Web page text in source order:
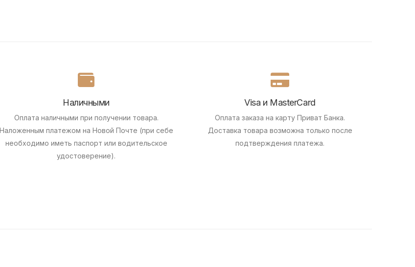
Наличными
Оплата наличными при получении товара.
Наложенным платежом на Новой Почте (при себе
необходимо иметь паспорт или водительское
удостоверение).
Visa и MasterCard
Оплата заказа на карту Приват Банка.
Доставка товара возможна только после
подтверждения платежа.